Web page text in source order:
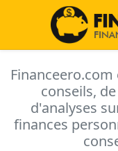
conseils,
d'analyses
finances